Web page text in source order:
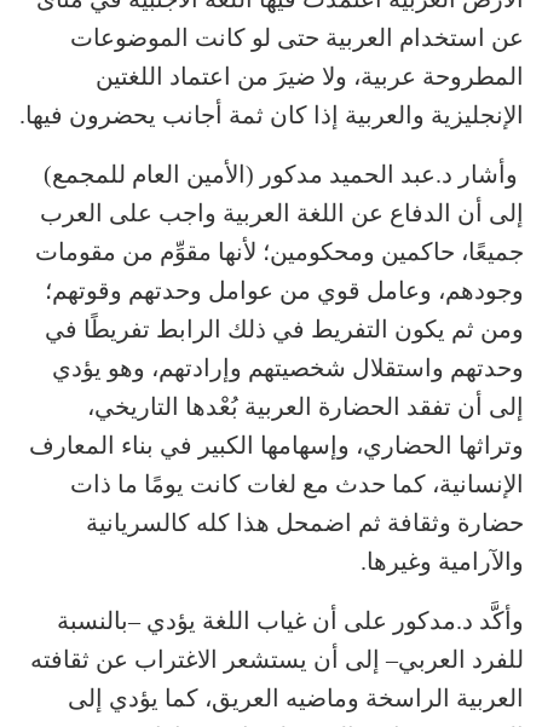
عن استخدام العربية حتى لو كانت الموضوعات
المطروحة عربية، ولا ضيرَ من اعتماد اللغتين
الإنجليزية والعربية إذا كان ثمة أجانب يحضرون فيها.
وأشار د.عبد الحميد مدكور (الأمين العام للمجمع)
إلى أن الدفاع عن اللغة العربية واجب على العرب
جميعًا، حاكمين ومحكومين؛ لأنها مقوِّم من مقومات
وجودهم، وعامل قوي من عوامل وحدتهم وقوتهم؛
ومن ثم يكون التفريط في ذلك الرابط تفريطًا في
وحدتهم واستقلال شخصيتهم وإرادتهم، وهو يؤدي
إلى أن تفقد الحضارة العربية بُعْدها التاريخي،
وتراثها الحضاري، وإسهامها الكبير في بناء المعارف
الإنسانية، كما حدث مع لغات كانت يومًا ما ذات
حضارة وثقافة ثم اضمحل هذا كله كالسريانية
والآرامية وغيرها.
وأكَّد د.مدكور على أن غياب اللغة يؤدي –بالنسبة
للفرد العربي– إلى أن يستشعر الاغتراب عن ثقافته
العربية الراسخة وماضيه العريق، كما يؤدي إلى